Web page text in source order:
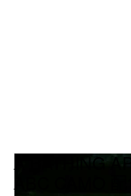
A BATHING
ABC CAMO 配